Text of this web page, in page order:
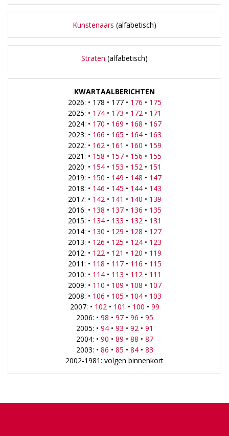
Kunstenaars (alfabetisch)
Straten (alfabetisch)
KWARTAALBERICHTEN
2026: • 178 • 177 • 176 • 175
2025: • 174• 173 • 172 • 171
2024: • 170 • 169 • 168 • 167
2023: • 166 • 165 • 164• 163
2022: • 162 • 161 • 160 • 159
2021: • 158 • 157• 156 • 155
2020: • 154• 153 • 152 • 151
2019: • 150 • 149 • 148 • 147
2018: • 146 • 145 • 144• 143
2017: • 142 • 141 • 140 • 139
2016: • 138 • 137• 136 • 135
2015: • 134• 133 • 132 • 131
2014: • 130 • 129 • 128 • 127
2013: • 126 • 125 • 124• 123
2012: • 122 • 121 • 120 • 119
2011: • 118 • 117• 116 • 115
2010: • 114• 113 • 112 • 111
2009: • 110 • 109 • 108 • 107
2008: • 106 • 105 • 104• 103
2007: • 102 • 101 • 100 • 99
2006: • 98 • 97• 96 • 95
2005: • 94• 93 • 92 • 91
2004: • 90 • 89 • 88 • 87
2003: • 86 • 85 • 84• 83
2002-1981: volgen binnenkort